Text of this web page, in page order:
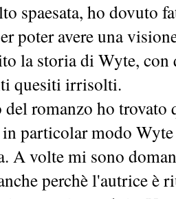
spaesata, ho dovuto
poter avere una
la storia di Wyte, con
quesiti irrisolti.
romanzo ho trovato
particolar modo Wyte
A volte mi sono
perchè l'autrice è